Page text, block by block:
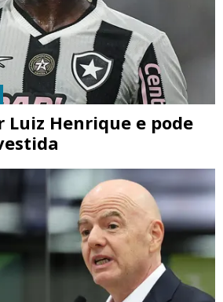
Luiz Henrique e pode